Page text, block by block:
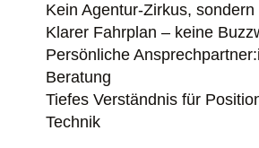
Kein Agentur-Zirkus,
Klarer Fahrplan – keine
Persönliche
Beratung
Tiefes Verständnis für
Technik